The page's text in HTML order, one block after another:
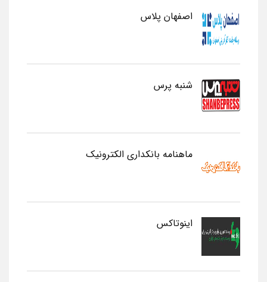
اصفهان پلاس
شنبه پرس
ماهنامه بانکداری الکترونیک
اینوتاکس